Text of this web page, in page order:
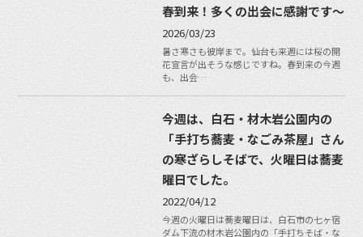
春到来！多くの出会に感謝です〜
2026/03/23
暑さ寒さも彼岸まで。仙台も来週には桜の開
花宣言が出そうな感じですね。春到来の今週
も、出会…
今週は、白石・材木岩公園内の
「手打ち蕎麦・なごみ茶屋」さん
の寒ざらしそばで、火曜日は蕎麦
曜日でした。
2022/04/12
今週の火曜日は蕎麦曜日は、白石市の七ヶ宿
ダム下流の材木岩公園内の「手打ちそば・な